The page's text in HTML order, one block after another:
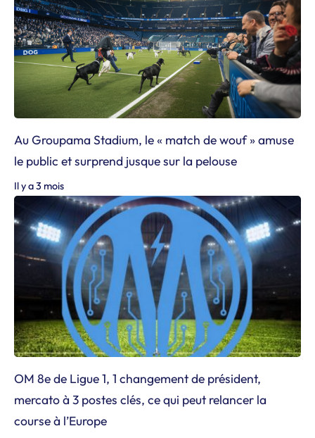
Au Groupama Stadium, le « match de wouf » amuse
le public et surprend jusque sur la pelouse
Il y a 3 mois
OM 8e de Ligue 1, 1 changement de président,
mercato à 3 postes clés, ce qui peut relancer la
course à l’Europe